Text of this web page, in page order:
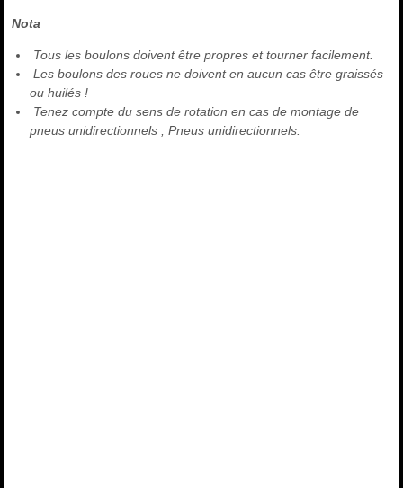
Nota
Tous les boulons doivent être propres et tourner facilement.
Les boulons des roues ne doivent en aucun cas être graissés
ou huilés !
Tenez compte du sens de rotation en cas de montage de
pneus unidirectionnels , Pneus unidirectionnels.